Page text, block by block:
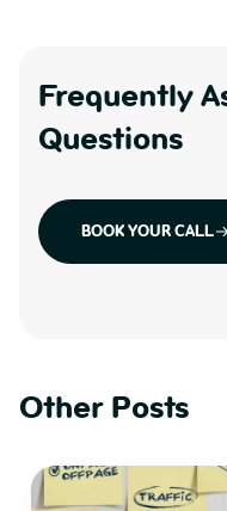
Frequently
Questions
BOOK YOUR CALL
Other Posts